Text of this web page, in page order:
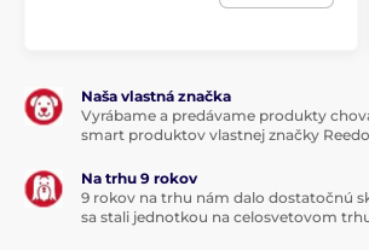
Naša vlastná značka
Vyrábame a predávame produkty
smart produktov vlastnej značky
Na trhu 9 rokov
9 rokov na trhu nám dalo dostatočnú
sa stali jednotkou na celosvetovom